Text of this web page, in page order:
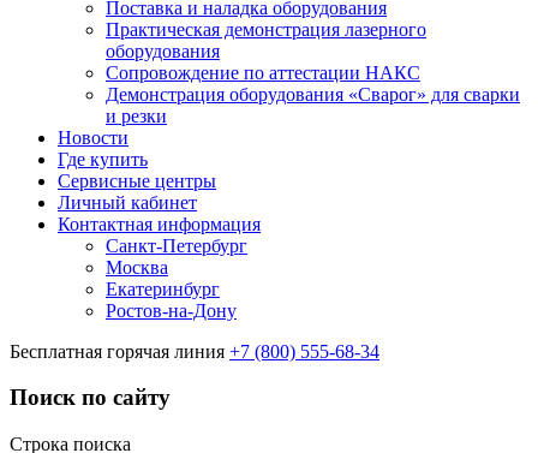
Поставка и наладка оборудования
Практическая демонстрация лазерного
оборудования
Сопровождение по аттестации НАКС
Демонстрация оборудования «Сварог» для сварки
и резки
Новости
Где купить
Сервисные центры
Личный кабинет
Контактная информация
Санкт-Петербург
Москва
Екатеринбург
Ростов-на-Дону
Бесплатная горячая линия +7 (800) 555-68-34
Поиск по сайту
Строка поиска